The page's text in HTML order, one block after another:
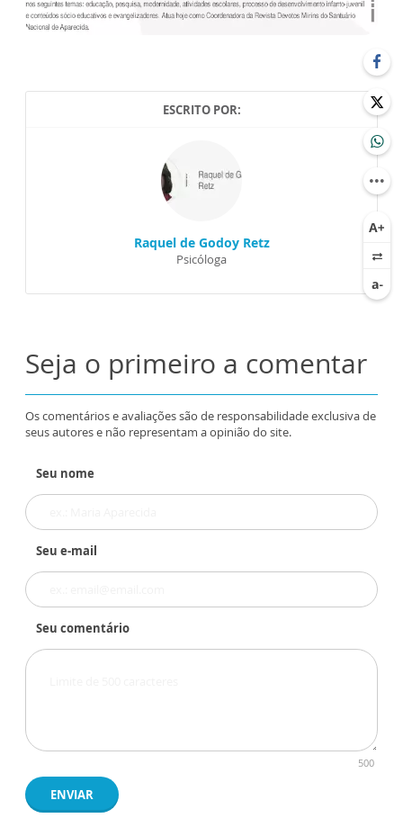
ESCRITO POR:
Raquel de Godoy Retz
Psicóloga
Seja o primeiro a comentar
Os comentários e avaliações são de responsabilidade exclusiva de
seus autores e não representam a opinião do site.
Seu nome
Seu e-mail
Seu comentário
500
ENVIAR